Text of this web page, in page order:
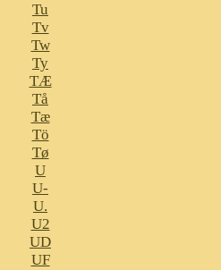
Tu
Tv
Tw
Ty
TÆ
Tå
Tæ
Tö
Tø
U
U-
U.
U2
UD
UF